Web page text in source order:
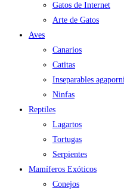
Gatos de Internet
Arte de Gatos
Aves
Canarios
Catitas
Inseparables
Ninfas
Reptiles
Lagartos
Tortugas
Serpientes
Mamíferos Exóticos
Conejos